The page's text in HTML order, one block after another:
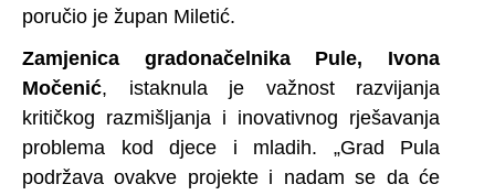
poručio je župan Miletić.
Zamjenica gradonačelnika Pule, Ivona
Močenić, istaknula je važnost razvijanja
kritičkog razmišljanja i inovativnog rješavanja
problema kod djece i mladih. „Grad Pula
podržava ovakve projekte i nadam se da će